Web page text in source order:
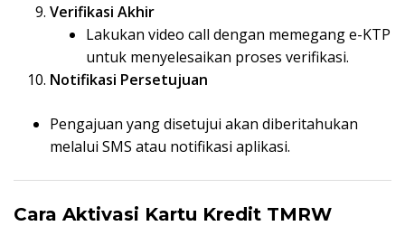
Verifikasi Akhir
Lakukan video call dengan memegang e-KTP
untuk menyelesaikan proses verifikasi.
Notifikasi Persetujuan
Pengajuan yang disetujui akan diberitahukan
melalui SMS atau notifikasi aplikasi.
Cara Aktivasi Kartu Kredit TMRW